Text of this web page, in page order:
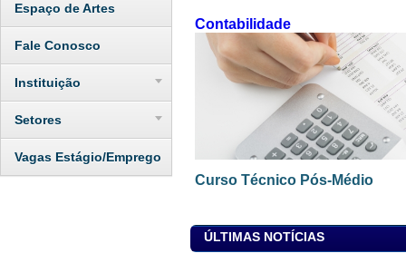
Espaço de Artes
Fale Conosco
Instituição
Setores
Vagas Estágio/Emprego
Contabilidade
Curso Técnico Pós-Médio
ÚLTIMAS NOTÍCIAS